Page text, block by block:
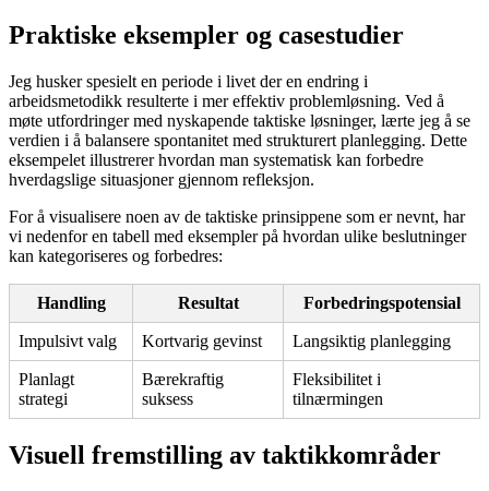
Praktiske eksempler og casestudier
Jeg husker spesielt en periode i livet der en endring i
arbeidsmetodikk resulterte i mer effektiv problemløsning. Ved å
møte utfordringer med nyskapende taktiske løsninger, lærte jeg å se
verdien i å balansere spontanitet med strukturert planlegging. Dette
eksempelet illustrerer hvordan man systematisk kan forbedre
hverdagslige situasjoner gjennom refleksjon.
For å visualisere noen av de taktiske prinsippene som er nevnt, har
vi nedenfor en tabell med eksempler på hvordan ulike beslutninger
kan kategoriseres og forbedres:
Handling Resultat Forbedringspotensial
Impulsivt valg Kortvarig gevinst Langsiktig planlegging
Planlagt
strategi
Bærekraftig
suksess
Fleksibilitet i
tilnærmingen
Visuell fremstilling av taktikkområder